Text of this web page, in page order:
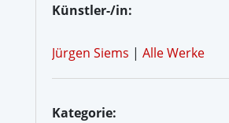
Künstler-/in:
Jürgen Siems | Alle Werke
Kategorie: